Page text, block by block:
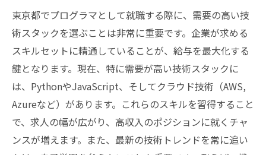
東京都でプログラマとして就職する際に、需要の高い技
術スタックを選ぶことは非常に重要です。企業が求める
スキルセットに精通していることが、給与を最大化する
鍵となります。現在、特に需要が高い技術スタックに
は、PythonやJavaScript、そしてクラウド技術（AWS,
Azureなど）があります。これらのスキルを習得すること
で、求人の幅が広がり、高収入のポジションに就くチャ
ンスが増えます。また、最新の技術トレンドを常に追い